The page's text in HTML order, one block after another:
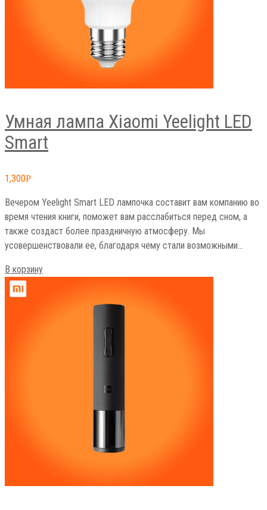
Умная лампа Xiaomi Yeelight LED
Smart
1,300Р
Вечером Yeelight Smart LED лампочка составит вам компанию во
время чтения книги, поможет вам расслабиться перед сном, а
также создаст более праздничную атмосферу. Мы
усовершенствовали ее, благодаря чему стали возможными…
В корзину